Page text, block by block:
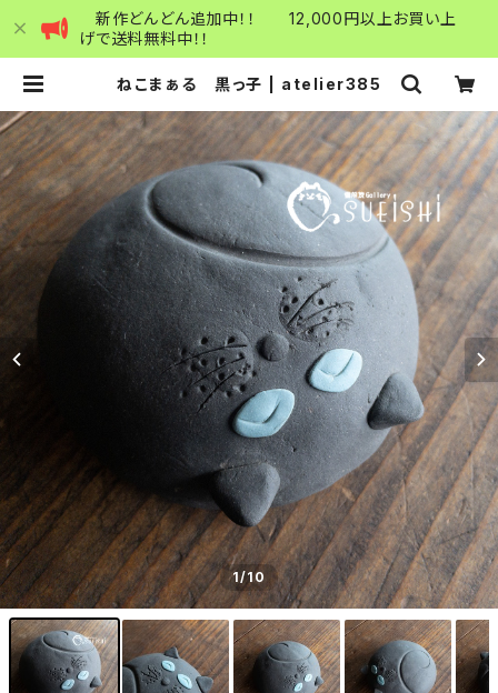
新作どんどん追加中！！ 12,000円以上お買い上
げで送料無料中！！
ねこまぁる 黒っ子 | atelier385
1/10